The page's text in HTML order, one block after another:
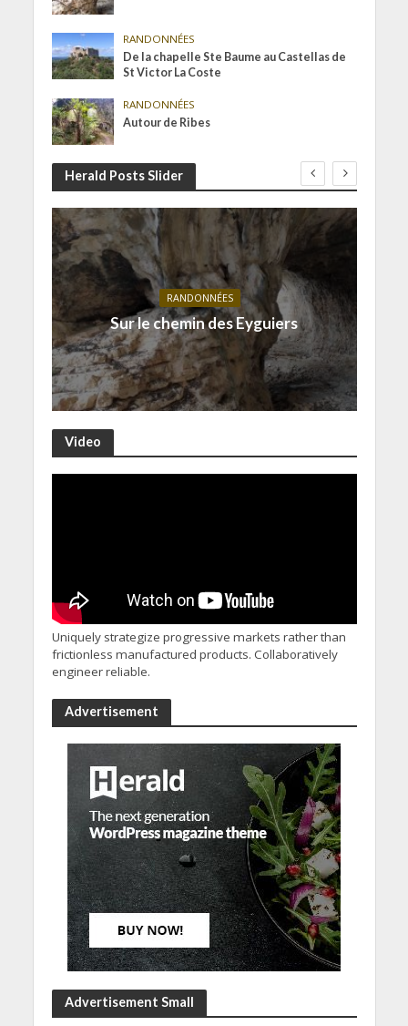
RANDONNÉES
De la chapelle Ste Baume au Castellas de
St Victor La Coste
RANDONNÉES
Autour de Ribes
Herald Posts Slider
RANDONNÉES
Sur le chemin des Eyguiers
Video
Uniquely strategize progressive markets rather than
frictionless manufactured products. Collaboratively
engineer reliable.
Advertisement
Advertisement Small